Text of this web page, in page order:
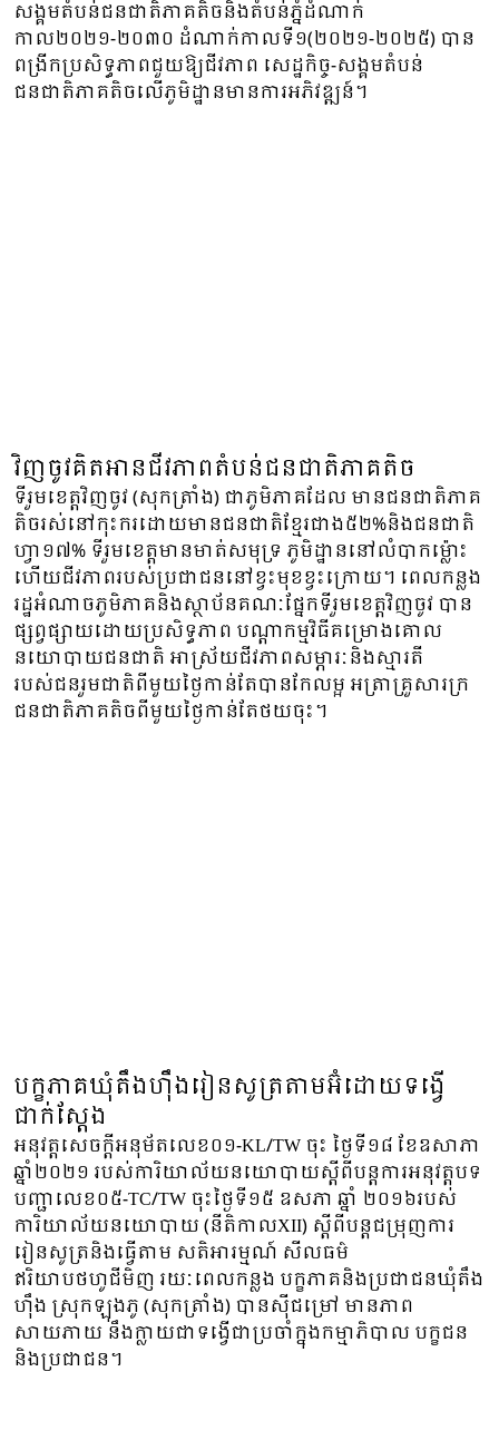
សង្គមតំបន់ជនជាតិភាគតិចនិងតំបន់ភ្នំដំណាក់
កាល២០២១-២០៣០ ដំណាក់កាលទី១(២០២១-២០២៥) បាន
ពង្រីកប្រសិទ្ធភាពជួយឱ្យជីវភាព សេដ្ឋកិច្ច-សង្គមតំបន់
ជនជាតិភាគតិចលើភូមិដ្ឋានមានការអភិវឌ្ឍន៍។
វិញចូវគិតអានជីវភាពតំបន់ជនជាតិភាគតិច
ទីរួមខេត្តវិញចូវ (សុកត្រាំង) ជាភូមិភាគដែល មានជនជាតិភាគ
តិចរស់នៅកុះករដោយមានជនជាតិខ្មែរជាង៥២%និងជនជាតិ
ហ្វា១៧% ទីរួមខេត្តមានមាត់សមុទ្រ ភូមិដ្ឋាននៅលំបាកម្ល៉ោះ
ហើយជីវភាពរបស់ប្រជាជននៅខ្វះមុខខ្វះក្រោយ។ ពេលកន្លង
រដ្ឋអំណាចភូមិភាគនិងស្ថាប័នគណៈផ្នែកទីរួមខេត្តវិញចូវ បាន
ផ្សព្វផ្សាយដោយប្រសិទ្ធភាព បណ្តាកម្មវិធីគម្រោងគោល
នយោបាយជនជាតិ អាស្រ័យជីវភាពសម្ភារៈនិងស្មារតី
របស់ជនរួមជាតិពីមួយថ្ងៃកាន់តែបានកែលម្អ អត្រាគ្រួសារក្រ
ជនជាតិភាគតិចពីមួយថ្ងៃកាន់តែថយចុះ។
បក្ខភាគឃុំតឹងហ៊ឹងរៀនសូត្រតាមអ៊ំដោយទង្វើ
ជាក់ស្តែង
អនុវត្តសេចក្តីអនុម័តលេខ០១-KL/TW ចុះ ថ្ងៃទី១៨ ខែឧសាភា
ឆ្នាំ២០២១ របស់ការិយាល័យនយោបាយស្តីពីបន្តការអនុវត្តបទ
បញ្ជាលេខ០៥-TC/TW ចុះថ្ងៃទី១៥ ឧសភា ឆ្នាំ ២០១៦របស់
ការិយាល័យនយោបាយ (នីតិកាលXII) ស្តីពីបន្តជម្រុញការ
រៀនសូត្រនិងធ្វើតាម សតិអារម្មណ៍ សីលធម៌
ឥរិយាបថហូជីមិញ រយៈពេលកន្លង បក្ខភាគនិងប្រជាជនឃុំតឹង
ហ៊ឹង ស្រុកឡុងភូ (សុកត្រាំង) បានស៊ីជម្រៅ មានភាព
សាយភាយ នឹងក្លាយជាទង្វើជាប្រចាំក្នុងកម្មាភិបាល បក្ខជន
និងប្រជាជន។